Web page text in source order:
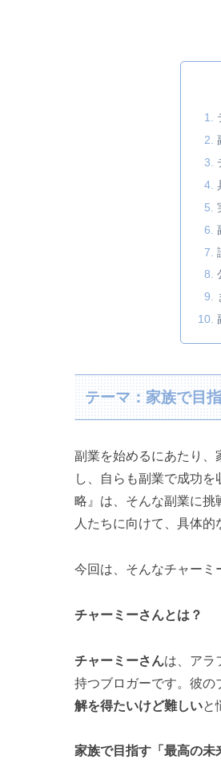
テーマ：家族で目
副業を始めるにあたり、
し、自らも副業で成功
略』は、そんな副業に挑
人たちに向けて、具体的
今回は、そんなチャーミ
チャーミーさんとは？
チャーミーさんは、アラ
持つブロガーです。彼の
解を得たいけど難しいと
家族で目指す「最高の未